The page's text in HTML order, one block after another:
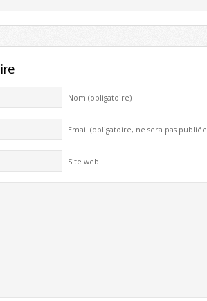
Nom (obligatoire)
Email (obligatoire, ne sera pas
Site web